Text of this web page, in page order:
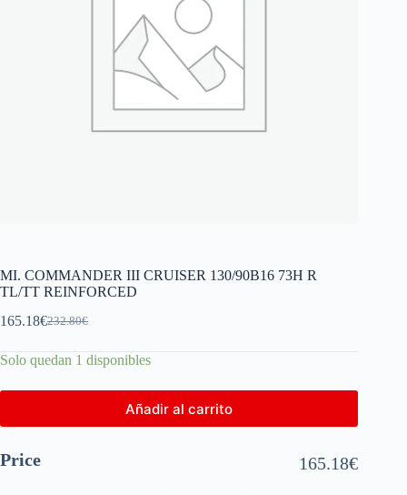
MI. COMMANDER III CRUISER 130/90B16 73H R
TL/TT REINFORCED
232.80€
165.18€
Solo quedan 1 disponibles
Añadir al carrito
Price 165.18€